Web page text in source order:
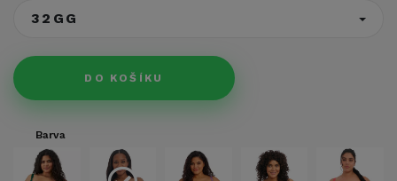
32GG
DO KOŠÍKU
Barva